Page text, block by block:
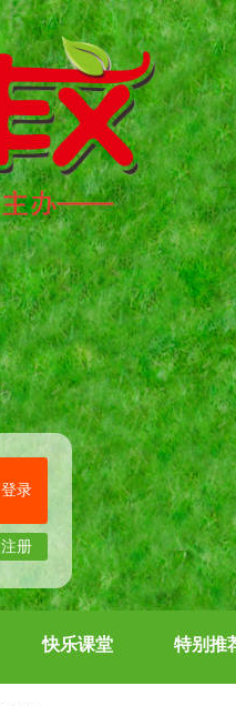
登录
注册
快乐课堂 特别推